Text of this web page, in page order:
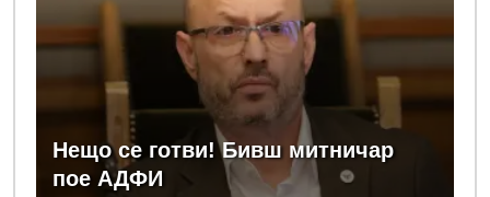
Нещо се готви! Бивш митничар
пое АДФИ